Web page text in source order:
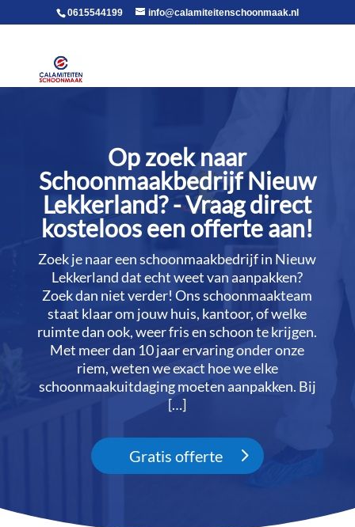
voor in de body0615544199 info@calamiteitenschoonmaak.nl
Op zoek naar
Schoonmaakbedrijf Nieuw
Lekkerland? - Vraag direct
kosteloos een offerte aan!
Zoek je naar een schoonmaakbedrijf in Nieuw
Lekkerland dat echt weet van aanpakken?
Zoek dan niet verder! Ons schoonmaakteam
staat klaar om jouw huis, kantoor, of welke
ruimte dan ook, weer fris en schoon te krijgen.​
Met meer dan 10 jaar ervaring onder onze
riem, weten we exact hoe we elke
schoonmaakuitdaging moeten aanpakken.​ Bij
[…]
Gratis offerte